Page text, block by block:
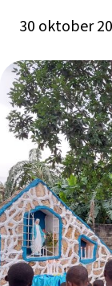
30 oktober